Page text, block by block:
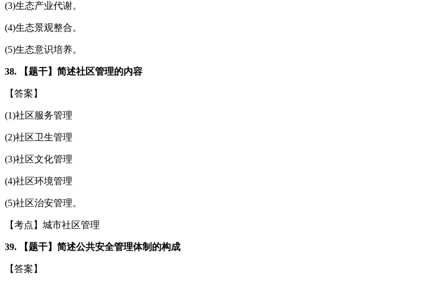
(3)生态产业代谢。
(4)生态景观整合。
(5)生态意识培养。
38. 【题干】简述社区管理的内容
【答案】
(1)社区服务管理
(2)社区卫生管理
(3)社区文化管理
(4)社区环境管理
(5)社区治安管理。
【考点】城市社区管理
39. 【题干】简述公共安全管理体制的构成
【答案】